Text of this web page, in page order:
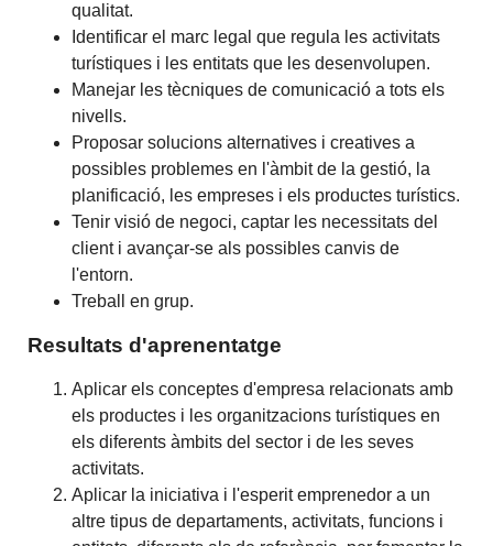
qualitat.
Identificar el marc legal que regula les activitats
turístiques i les entitats que les desenvolupen.
Manejar les tècniques de comunicació a tots els
nivells.
Proposar solucions alternatives i creatives a
possibles problemes en l'àmbit de la gestió, la
planificació, les empreses i els productes turístics.
Tenir visió de negoci, captar les necessitats del
client i avançar-se als possibles canvis de
l'entorn.
Treball en grup.
Resultats d'aprenentatge
Aplicar els conceptes d'empresa relacionats amb
els productes i les organitzacions turístiques en
els diferents àmbits del sector i de les seves
activitats.
Aplicar la iniciativa i l'esperit emprenedor a un
altre tipus de departaments, activitats, funcions i